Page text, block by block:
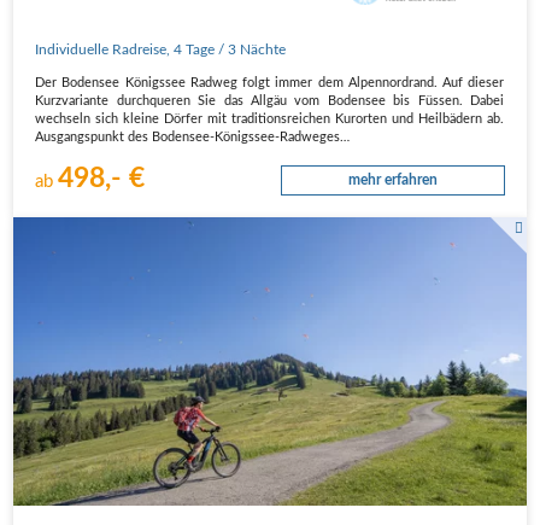
Individuelle Radreise ,4 Tage / 3 Nächte
Der Boden­see Königs­see Rad­weg folgt immer dem Alpen­nord­rand. Auf die­ser
Kurz­va­ri­an­te durch­que­ren Sie das All­gäu vom Boden­see bis Füs­sen. Dabei
wech­seln sich klei­ne Dör­fer mit tra­di­ti­ons­rei­chen Kur­or­ten und Heil­bä­dern ab.
Aus­gangs­punkt des Boden­see-Königs­see-Rad­we­ges…
ab498,- € mehr erfahren
Eine Radfahrerin fährt auf einem Kiesweg einen Hügel hinauf.